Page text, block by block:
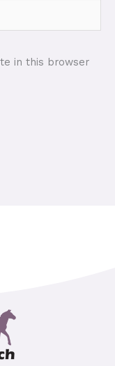
in this browser